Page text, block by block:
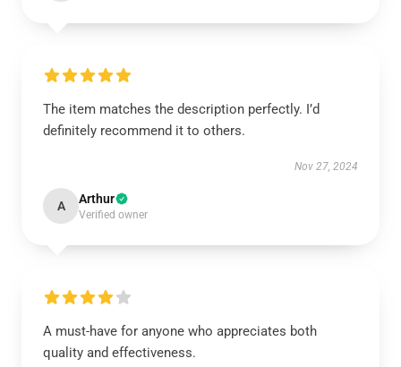
The item matches the description perfectly. I’d
definitely recommend it to others.
Nov 27, 2024
A Arthur
Verified owner
A must-have for anyone who appreciates both
quality and effectiveness.